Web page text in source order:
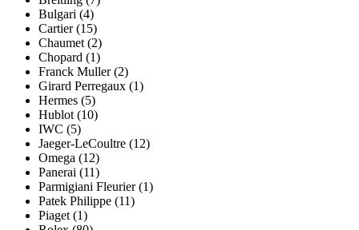
Bulgari (4)
Cartier (15)
Chaumet (2)
Chopard (1)
Franck Muller (2)
Girard Perregaux (1)
Hermes (5)
Hublot (10)
IWC (5)
Jaeger-LeCoultre (12)
Omega (12)
Panerai (11)
Parmigiani Fleurier (1)
Patek Philippe (11)
Piaget (1)